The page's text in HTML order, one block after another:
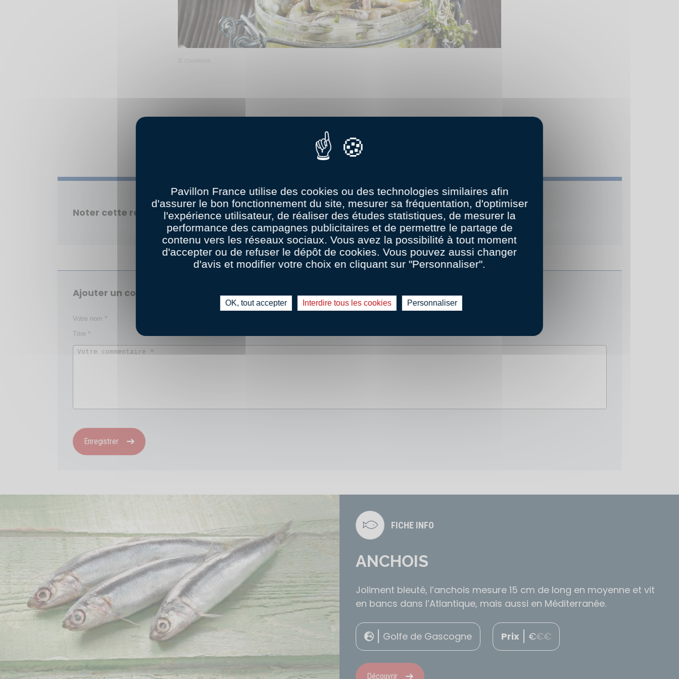
© Cooklook
LA RECETTE EST PRÊTE !
DITES-NOUS CE QUE VOUS EN AVEZ PENSÉ
Noter cette recette : 1.5 (65)
Ajouter un commentaire
Enregistrer
FICHE INFO
ANCHOIS
Joliment bleuté, l’anchois mesure 15 cm de long en moyenne et vit
en bancs dans l’Atlantique, mais aussi en Méditerranée.
Golfe de Gascogne Prix €€€
Découvrir
Pavillon France utilise des cookies ou des technologies similaires afin
d'assurer le bon fonctionnement du site, mesurer sa fréquentation, d'optimiser
l'expérience utilisateur, de réaliser des études statistiques, de mesurer la
performance des campagnes publicitaires et de permettre le partage de
contenu vers les réseaux sociaux. Vous avez la possibilité à tout moment
d'accepter ou de refuser le dépôt de cookies. Vous pouvez aussi changer
d'avis et modifier votre choix en cliquant sur "Personnaliser".
OK, tout accepter Interdire tous les cookies Personnaliser